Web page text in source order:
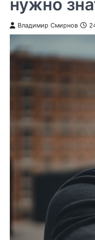
нужно
Владимир Смирнов